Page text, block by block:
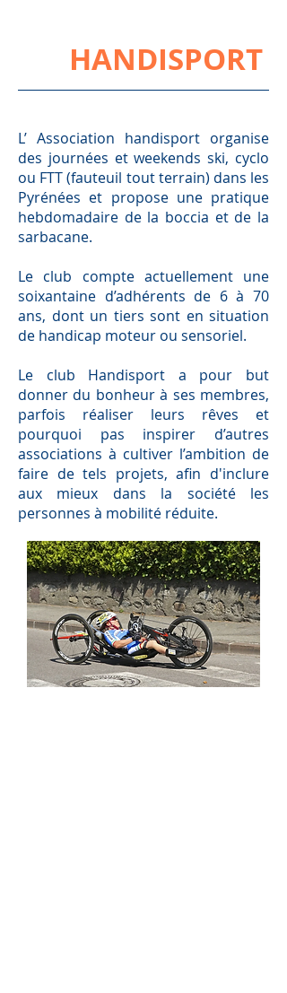
HANDISPORT
L’ Association handisport organise
des journées et weekends ski, cyclo
ou FTT (fauteuil tout terrain) dans les
Pyrénées et propose une pratique
hebdomadaire de la boccia et de la
sarbacane.
Le club compte actuellement une
soixantaine d’adhérents de 6 à 70
ans, dont un tiers sont en situation
de handicap moteur ou sensoriel.
Le club Handisport a pour but
donner du bonheur à ses membres,
parfois réaliser leurs rêves et
pourquoi pas inspirer d’autres
associations à cultiver l’ambition de
faire de tels projets, afin d'inclure
aux mieux dans la société les
personnes à mobilité réduite.